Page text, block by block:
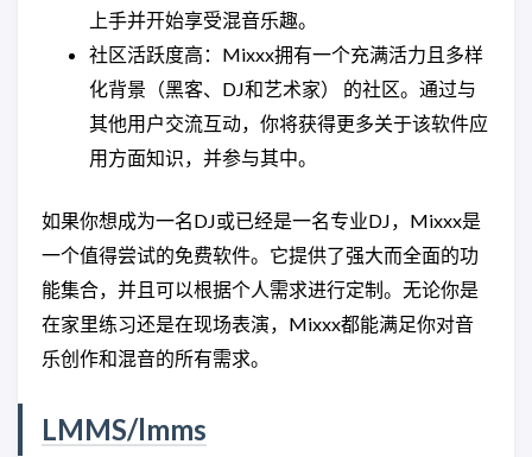
上手并开始享受混音乐趣。
社区活跃度高：Mixxx拥有一个充满活力且多样
化背景（黑客、DJ和艺术家） 的社区。通过与
其他用户交流互动，你将获得更多关于该软件应
用方面知识，并参与其中。
如果你想成为一名DJ或已经是一名专业DJ，Mixxx是
一个值得尝试的免费软件。它提供了强大而全面的功
能集合，并且可以根据个人需求进行定制。无论你是
在家里练习还是在现场表演，Mixxx都能满足你对音
乐创作和混音的所有需求。
LMMS/lmms